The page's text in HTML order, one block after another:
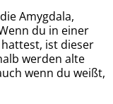
Amygdala,
du in einer
ist dieser
werden alte
wenn du weißt,